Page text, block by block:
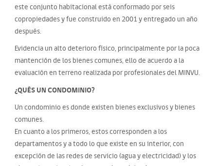
este conjunto habitacional está conformado por seis
copropiedades y fue construido en 2001 y entregado un año
después.
Evidencia un alto deterioro físico, principalmente por la poca
mantención de los bienes comunes, ello de acuerdo a la
evaluación en terreno realizada por profesionales del MINVU.
¿QUÉS UN CONDOMINIO?
Un condominio es donde existen bienes exclusivos y bienes
comunes.
En cuanto a los primeros, estos corresponden a los
departamentos y a todo lo que existe en su interior, con
excepción de las redes de servicio (agua y electricidad) y los